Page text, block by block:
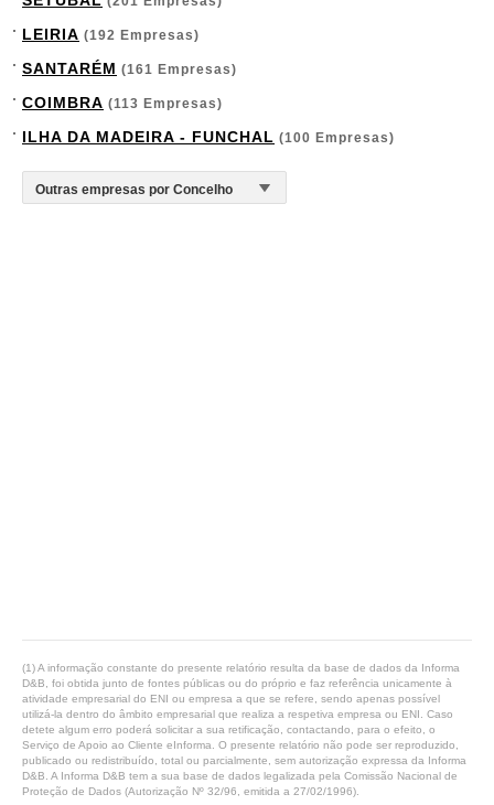
LEIRIA (192 Empresas)
SANTARÉM (161 Empresas)
COIMBRA (113 Empresas)
ILHA DA MADEIRA - FUNCHAL (100 Empresas)
(1) A informação constante do presente relatório resulta da base de dados da Informa
D&B, foi obtida junto de fontes públicas ou do próprio e faz referência unicamente à
atividade empresarial do ENI ou empresa a que se refere, sendo apenas possível
utilizá-la dentro do âmbito empresarial que realiza a respetiva empresa ou ENI. Caso
detete algum erro poderá solicitar a sua retificação, contactando, para o efeito, o
Serviço de Apoio ao Cliente eInforma. O presente relatório não pode ser reproduzido,
publicado ou redistribuído, total ou parcialmente, sem autorização expressa da Informa
D&B. A Informa D&B tem a sua base de dados legalizada pela Comissão Nacional de
Proteção de Dados (Autorização Nº 32/96, emitida a 27/02/1996).